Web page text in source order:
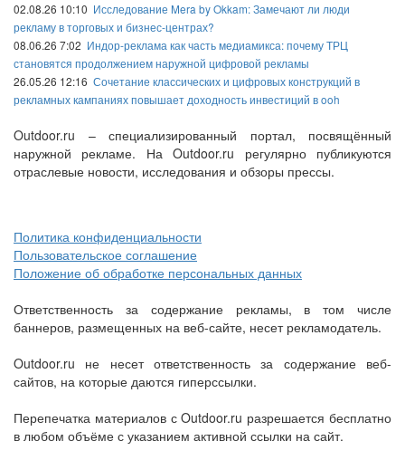
02.08.26 10:10 Исследование Mera by Okkam: Замечают ли люди
рекламу в торговых и бизнес-центрах?
08.06.26 7:02 Индор-реклама как часть медиамикса: почему ТРЦ
становятся продолжением наружной цифровой рекламы
26.05.26 12:16 Сочетание классических и цифровых конструкций в
рекламных кампаниях повышает доходность инвестиций в ooh
Outdoor.ru – специализированный портал, посвящённый
наружной рекламе. На Outdoor.ru регулярно публикуются
отраслевые новости, исследования и обзоры прессы.
Политика конфиденциальности
Пользовательское соглашение
Положение об обработке персональных данных
Ответственность за содержание рекламы, в том числе
баннеров, размещенных на веб-сайте, несет рекламодатель.
Outdoor.ru не несет ответственность за содержание веб-
сайтов, на которые даются гиперссылки.
Перепечатка материалов с Outdoor.ru разрешается бесплатно
в любом объёме с указанием активной ссылки на сайт.